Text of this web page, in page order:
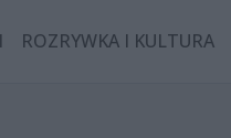
ROZRYWKA I KULTURA